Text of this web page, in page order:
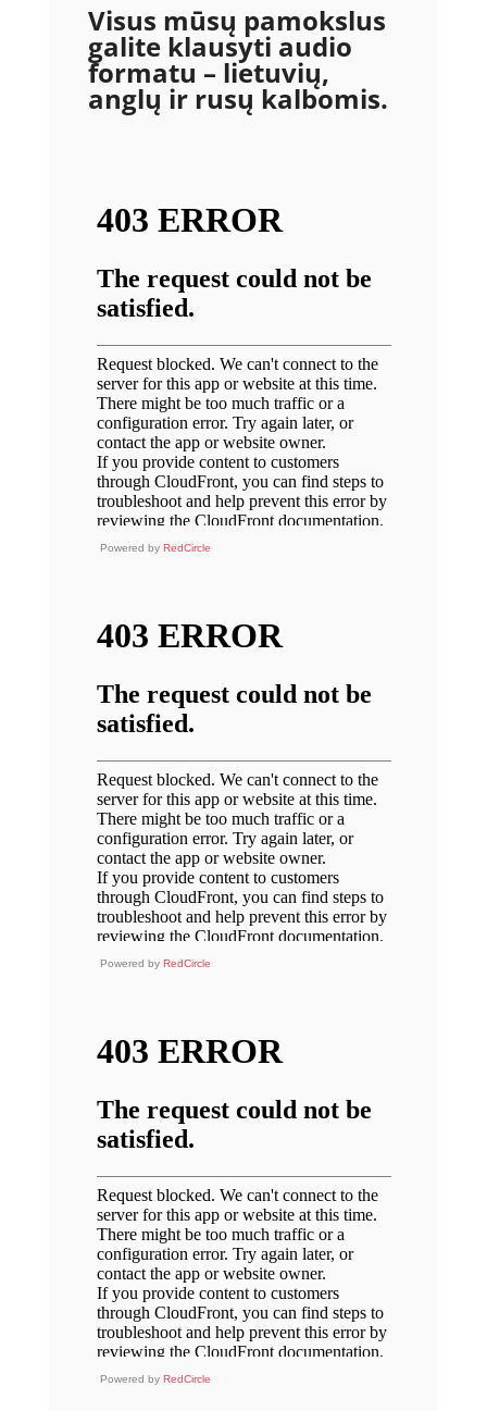
Visus mūsų pamokslus
galite klausyti audio
formatu – lietuvių,
anglų ir rusų kalbomis.
Powered by RedCircle
Powered by RedCircle
Powered by RedCircle